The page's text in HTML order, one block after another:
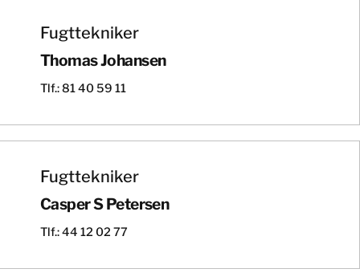
Fugttekniker
Thomas Johansen
Tlf.: 81 40 59 11
Fugttekniker
Casper S Petersen
Tlf.: 44 12 02 77